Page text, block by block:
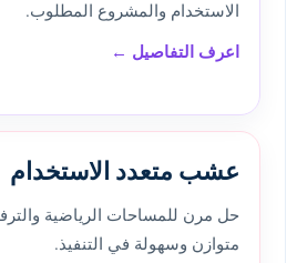
الاستخدام والمشروع المطلوب.
اعرف التفاصيل ←
عشب متعدد الاستخدام
حل مرن للمساحات الرياضية
متوازن وسهولة في التنفيذ.